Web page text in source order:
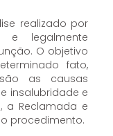
realizado por
e legalmente
O objetivo
fato,
as causas
insalubridade e
a Reclamada e
procedimento.